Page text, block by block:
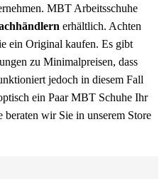
MBT Arbeitsschuhe
erhältlich. Achten
ein Original kaufen. Es gibt
zu Minimalpreisen, dass
jedoch in diesem Fall
ein Paar MBT Schuhe Ihr
beraten wir Sie in unserem Store